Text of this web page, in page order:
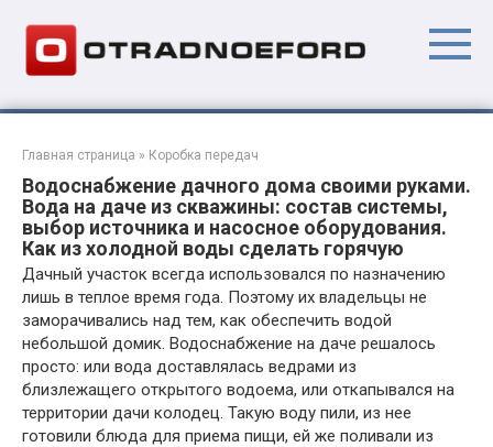
контенту
Главная страница » Коробка передач
Водоснабжение дачного дома своими руками.
Вода на даче из скважины: состав системы,
выбор источника и насосное оборудования.
Как из холодной воды сделать горячую
Дачный участок всегда использовался по назначению
лишь в теплое время года. Поэтому их владельцы не
заморачивались над тем, как обеспечить водой
небольшой домик. Водоснабжение на даче решалось
просто: или вода доставлялась ведрами из
близлежащего открытого водоема, или откапывался на
территории дачи колодец. Такую воду пили, из нее
готовили блюда для приема пищи, ей же поливали из